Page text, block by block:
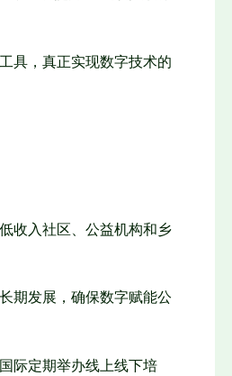
具，真正实现数字技术的
收入社区、公益机构和乡
期发展，确保数字赋能公
际定期举办线上线下培